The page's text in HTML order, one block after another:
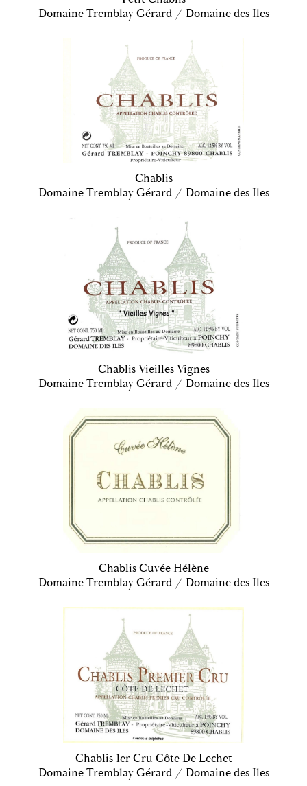
Domaine Tremblay Gérard / Domaine des Iles
Chablis
Domaine Tremblay Gérard / Domaine des Iles
Chablis Vieilles Vignes
Domaine Tremblay Gérard / Domaine des Iles
Chablis Cuvée Hélène
Domaine Tremblay Gérard / Domaine des Iles
Chablis 1er Cru Côte De Lechet
Domaine Tremblay Gérard / Domaine des Iles